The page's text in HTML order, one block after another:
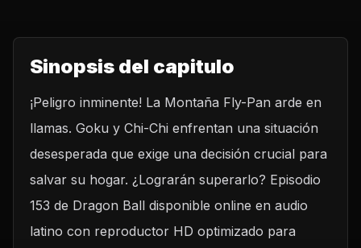
Sinopsis del capitulo
¡Peligro inminente! La Montaña Fly-Pan arde en
llamas. Goku y Chi-Chi enfrentan una situación
desesperada que exige una decisión crucial para
salvar su hogar. ¿Lograrán superarlo? Episodio
153 de Dragon Ball disponible online en audio
latino con reproductor HD optimizado para